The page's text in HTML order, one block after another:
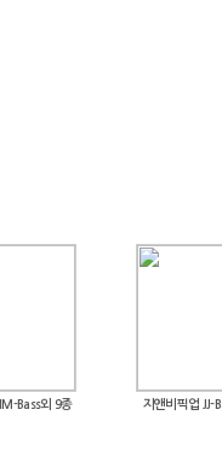
Bass외 9종 지앤비픽업 JJ-